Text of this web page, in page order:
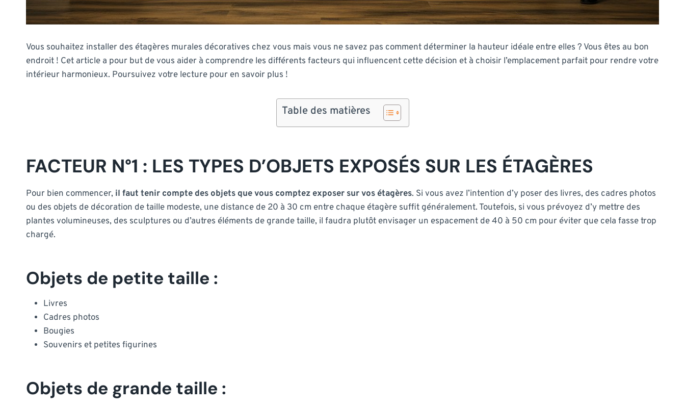
Vous souhaitez installer des étagères murales décoratives chez vous mais vous ne savez pas comment déterminer la hauteur idéale entre elles ? Vous êtes au bon
endroit ! Cet article a pour but de vous aider à comprendre les différents facteurs qui influencent cette décision et à choisir l’emplacement parfait pour rendre votre
intérieur harmonieux. Poursuivez votre lecture pour en savoir plus !
Table des matières
FACTEUR N°1 : LES TYPES D’OBJETS EXPOSÉS SUR LES ÉTAGÈRES
Pour bien commencer, il faut tenir compte des objets que vous comptez exposer sur vos étagères. Si vous avez l’intention d’y poser des livres, des cadres photos
ou des objets de décoration de taille modeste, une distance de 20 à 30 cm entre chaque étagère suffit généralement. Toutefois, si vous prévoyez d’y mettre des
plantes volumineuses, des sculptures ou d’autres éléments de grande taille, il faudra plutôt envisager un espacement de 40 à 50 cm pour éviter que cela fasse trop
chargé.
Objets de petite taille :
Livres
Cadres photos
Bougies
Souvenirs et petites figurines
Objets de grande taille :